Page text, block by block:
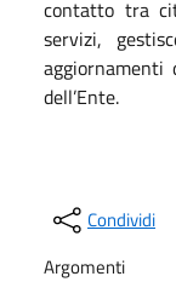
contatto tra
servizi,
dell’Ente.
Condividi
Argomenti